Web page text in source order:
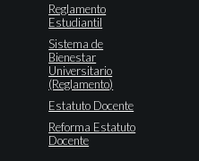
Reglamento
Estudiantil
Sistema de
Bienestar
Universitario
(Reglamento)
Estatuto Docente
Reforma Estatuto
Docente